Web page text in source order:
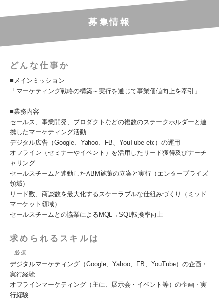
募集情報
どんな仕事か
■メインミッション
「マーケティング戦略の構築～実行を通じて事業価値向上を牽引」
■業務内容
セールス、事業開発、プロダクトなどの複数のステークホルダーと連
携したマーケティング活動
デジタル広告（Google、Yahoo、FB、YouTube etc）の運用
オフライン（セミナーやイベント）を活用したリード獲得及びナーチ
ャリング
セールスチームと連動したABM施策の立案と実行（エンタープライズ
領域）
リード数、商談数を最大化するスケーラブルな仕組みづくり（ミッド
マーケット領域）
セールスチームとの協業によるMQL→SQL転換率向上
求められるスキルは
必須
デジタルマーケティング（Google、Yahoo、FB、YouTube）の企画・
実行経験
オフラインマーケティング（主に、展示会・イベント等）の企画・実
行経験